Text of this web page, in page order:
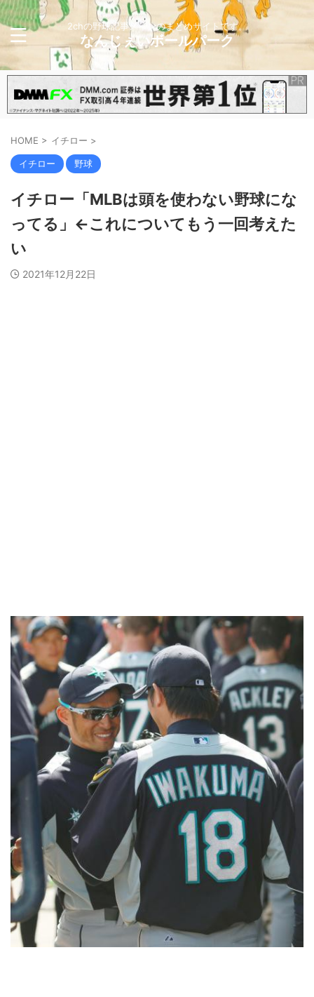
2chの野球記事メインのまとめサイトです。
なんじぇいボールパーク
HOME > イチロー >
イチロー 野球
イチロー「MLBは頭を使わない野球にな
ってる」←これについてもう一回考えた
い
2021年12月22日